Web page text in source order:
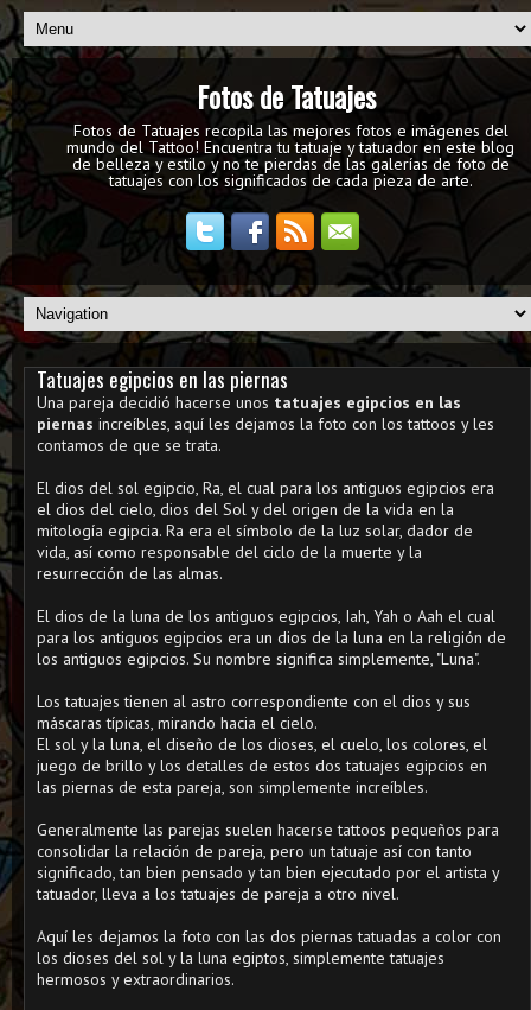
Fotos de Tatuajes
Fotos de Tatuajes recopila las mejores fotos e imágenes del
mundo del Tattoo! Encuentra tu tatuaje y tatuador en este blog
de belleza y estilo y no te pierdas de las galerías de foto de
tatuajes con los significados de cada pieza de arte.
Tatuajes egipcios en las piernas
Una pareja decidió hacerse unos tatuajes egipcios en las
piernas increíbles, aquí les dejamos la foto con los tattoos y les
contamos de que se trata.
El dios del sol egipcio, Ra, el cual para los antiguos egipcios era
el dios del cielo, dios del Sol y del origen de la vida en la
mitología egipcia. Ra era el símbolo de la luz solar, dador de
vida, así como responsable del ciclo de la muerte y la
resurrección de las almas.
El dios de la luna de los antiguos egipcios, Iah, Yah o Aah el cual
para los antiguos egipcios era un dios de la luna en la religión de
los antiguos egipcios. Su nombre significa simplemente, "Luna".
Los tatuajes tienen al astro correspondiente con el dios y sus
máscaras típicas, mirando hacia el cielo.
El sol y la luna, el diseño de los dioses, el cuelo, los colores, el
juego de brillo y los detalles de estos dos tatuajes egipcios en
las piernas de esta pareja, son simplemente increíbles.
Generalmente las parejas suelen hacerse tattoos pequeños para
consolidar la relación de pareja, pero un tatuaje así con tanto
significado, tan bien pensado y tan bien ejecutado por el artista y
tatuador, lleva a los tatuajes de pareja a otro nivel.
Aquí les dejamos la foto con las dos piernas tatuadas a color con
los dioses del sol y la luna egiptos, simplemente tatuajes
hermosos y extraordinarios.